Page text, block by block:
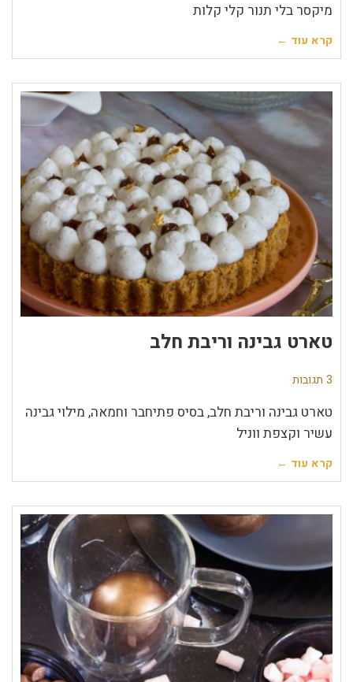
מיקסר בלי תנור קלי קלות
קרא עוד ←
טארט גבינה וריבת חלב
3 תגובות
טארט גבינה וריבת חלב, בסיס פתיחבר וחמאה, מילוי גבינה
עשיר וקצפת ווניל
קרא עוד ←